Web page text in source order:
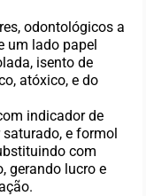
odontológicos a
um lado papel
isento de
atóxico, e do
indicador de
e formol
com
gerando lucro e